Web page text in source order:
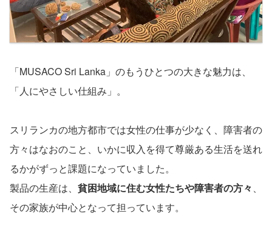
「MUSACO Sri Lanka」のもうひとつの大きな魅力は、
「人にやさしい仕組み」。
スリランカの地方都市では女性の仕事が少なく、障害者の
方々はなおのこと、いかに収入を得て尊厳ある生活を送れ
るかがずっと課題になっていました。
製品の生産は、 貧困地域に住む女性たちや障害者の方々、
その家族が中心となって担っています。